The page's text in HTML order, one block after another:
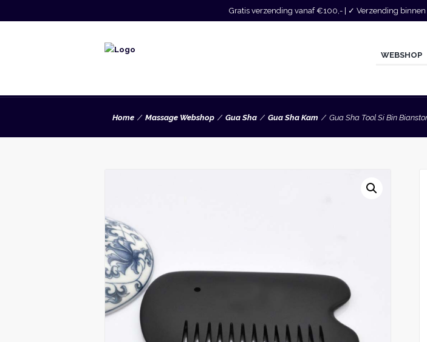
Gratis verzending vanaf €100,- | ✓ Verzending
WEBSHOP
Home Massage Webshop Gua Sha Gua Sha Kam Gua Sha Tool Si Bin